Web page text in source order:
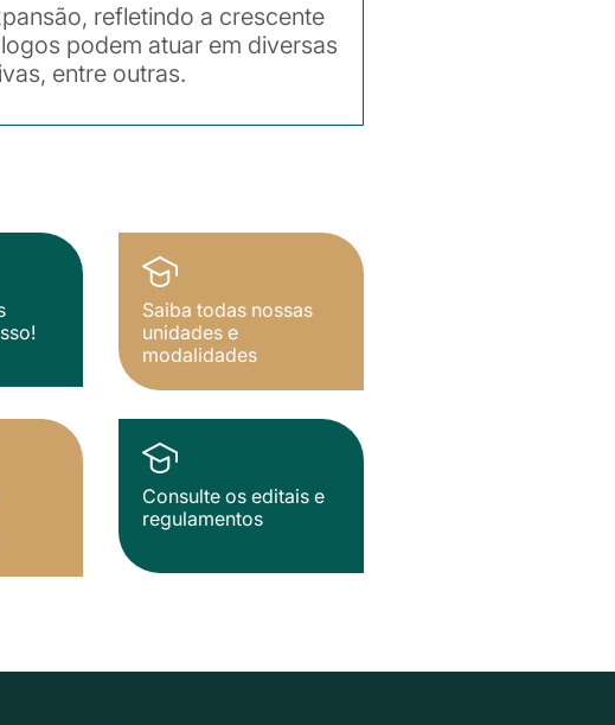
refletindo a crescente
podem atuar em diversas
entre outras.
Saiba todas nossas
unidades e
modalidades
Consulte os editais e
regulamentos